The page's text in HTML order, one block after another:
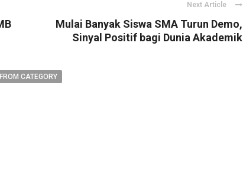
Next Article
Mulai Banyak Siswa SMA Turun Demo,
Sinyal Positif bagi Dunia Akademik
CATEGORY